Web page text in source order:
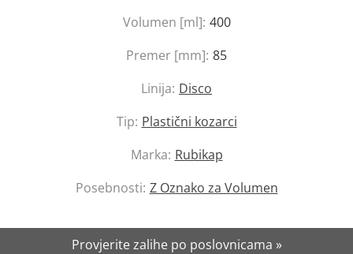
Volumen [ml]: 400
Premer [mm]: 85
Linija: Disco
Tip: Plastični kozarci
Marka: Rubikap
Posebnosti: Z Oznako za Volumen
Provjerite zalihe po poslovnicama »